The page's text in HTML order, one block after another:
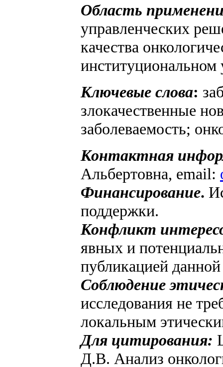
Область
управленческих
качества
институциональном
Ключевые слова:
злокачественные
заболеваемость;
Контактная
Альбертовна, email:
Финансирование.
поддержки.
Конфликт
явных и
публикацией данной
Соблюдение
исследования не
локальным
Для цитирования:
Д.В. Анализ